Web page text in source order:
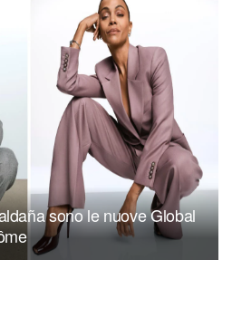
sono le nuove Global